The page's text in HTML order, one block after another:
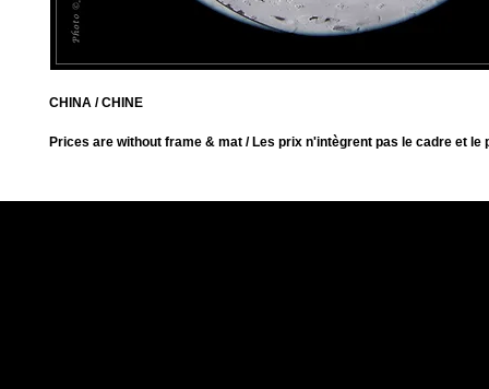
CHINA / CHINE
Prices are without frame & mat / Les prix n'intègrent pas le cadre et le